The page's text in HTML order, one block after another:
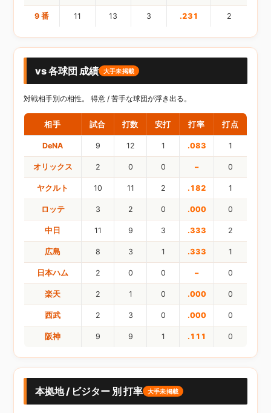
9 番 11 13 3 .231 2
vs 各球団 成績 大手未掲載
対戦相手別の相性。 得意 / 苦手な球団が浮き出る。
相手 試合 打数 安打 打率 打点
DeNA 9 12 1 .083 1
オリックス 2 0 0 – 0
ヤクルト 10 11 2 .182 1
ロッテ 3 2 0 .000 0
中日 11 9 3 .333 2
広島 8 3 1 .333 1
日本ハム 2 0 0 – 0
楽天 2 1 0 .000 0
西武 2 3 0 .000 0
阪神 9 9 1 .111 0
本拠地 / ビジター 別 打率 大手未掲載